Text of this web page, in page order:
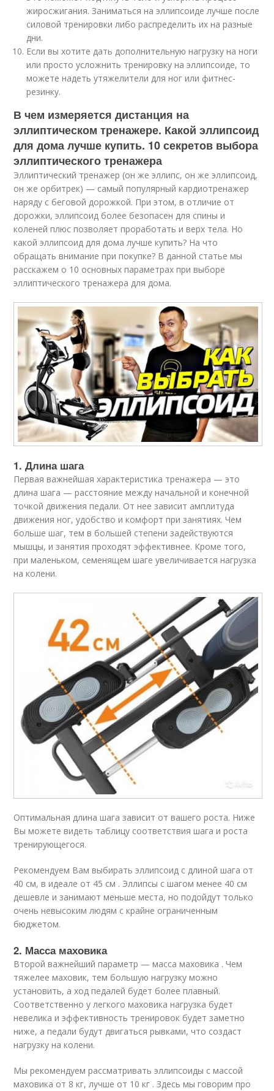
жиросжигания. Заниматься на эллипсоиде лучше после
силовой тренировки либо распределить их на разные
дни.
Если вы хотите дать дополнительную нагрузку на ноги
или просто усложнить тренировку на эллипсоиде, то
можете надеть утяжелители для ног или фитнес-
резинку.
В чем измеряется дистанция на
эллиптическом тренажере. Какой эллипсоид
для дома лучше купить. 10 секретов выбора
эллиптического тренажера
Эллиптический тренажер (он же эллипс, он же эллипсоид,
он же орбитрек) — самый популярный кардиотренажер
наряду с беговой дорожкой. При этом, в отличие от
дорожки, эллипсоид более безопасен для спины и
коленей плюс позволяет проработать и верх тела. Но
какой эллипсоид для дома лучше купить? На что
обращать внимание при покупке? В данной статье мы
расскажем о 10 основных параметрах при выборе
эллиптического тренажера для дома.
1. Длина шага
Первая важнейшая характеристика тренажера — это
длина шага — расстояние между начальной и конечной
точкой движения педали. От нее зависит амплитуда
движения ног, удобство и комфорт при занятиях. Чем
больше шаг, тем в большей степени задействуются
мышцы, и занятия проходят эффективнее. Кроме того,
при маленьком, семенящем шаге увеличивается нагрузка
на колени.
Оптимальная длина шага зависит от вашего роста. Ниже
Вы можете видеть таблицу соответствия шага и роста
тренирующегося.
Рекомендуем Вам выбирать эллипсоид с длиной шага от
40 см, в идеале от 45 см . Эллипсы с шагом менее 40 см
дешевле и занимают меньше места, но подойдут только
очень невысоким людям с крайне ограниченным
бюджетом.
2. Масса маховика
Второй важнейший параметр — масса маховика . Чем
тяжелее маховик, тем большую нагрузку можно
установить, а ход педалей будет более плавный.
Соответственно у легкого маховика нагрузка будет
невелика и эффективность тренировок будет заметно
ниже, а педали будут двигаться рывками, что создаст
нагрузку на колени.
Мы рекомендуем рассматривать эллипсоиды с массой
маховика от 8 кг, лучше от 10 кг . Здесь мы говорим про